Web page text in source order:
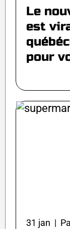
Le
est
pour
31 jan |